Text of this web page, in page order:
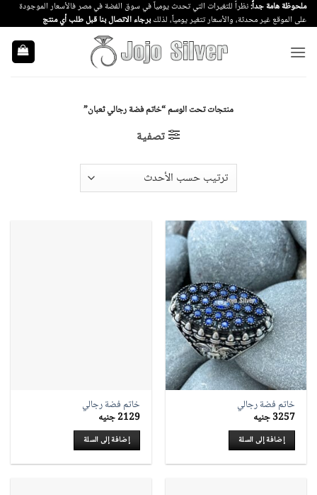
تخطي
للمحتوى
ملحوظة هامة جداً:نظراً للتغيرات التي تحدث يومياً في سوق الفضة في مصر فالأسعار الموجودة
على الموقع غير محدثة، والأسعار تتغير يومياً، لذلكبرجاء الاتصال بنا قبل طلب أي منتج
منتجات تحت الوسم “خاتم فضة رجالي ثعبان”
تصفية
خاتم فضة رجالي
3257جنيه
إضافة إلى السلة
خاتم فضة رجالي
2129جنيه
إضافة إلى السلة